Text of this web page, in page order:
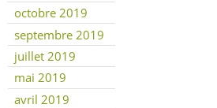
octobre 2019
septembre 2019
juillet 2019
mai 2019
avril 2019